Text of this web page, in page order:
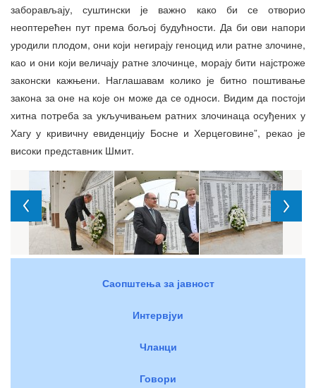
заборављају, суштински је важно како би се отворио
неоптерећен пут према бољој будућности. Да би ови напори
уродили плодом, они који негирају геноцид или ратне злочине,
као и они који величају ратне злочинце, морају бити најстроже
законски кажњени. Наглашавам колико је битно поштивање
закона за оне на које он може да се односи. Видим да постоји
хитна потреба за укључивањем ратних злочинаца осуђених у
Хагу у кривичну евиденцију Босне и Херцеговине”, рекао је
високи представник Шмит.
Саопштења за јавност
Интервјуи
Чланци
Говори